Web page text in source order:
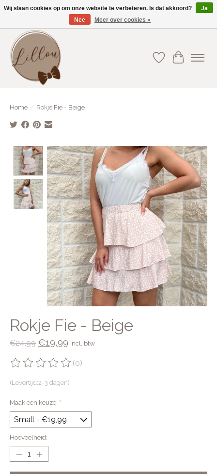
Gratis verzending vanaf €75(BE) en €100(NL)
Verlanglijst
Home / Rokje Fie - Beige
Product image slideshow Items
Rokje Fie - Beige
€24,99 €19,99 Incl. btw
De beoordeling van dit product is
(0)
(Levertijd:2-3 dagen)
Maak een keuze: *
Hoeveelheid:
Wij slaan cookies op om onze website te verbeteren. Is dat akkoord?
Ja
Nee
Meer over cookies »